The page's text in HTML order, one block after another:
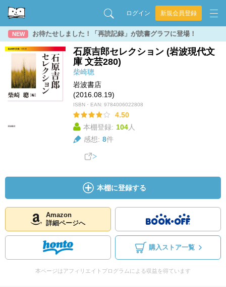
ログイン 新規会員登録
NEW お待たせしました！「再読記録」が読書グラフに登場！
石原吉郎セレクション (岩波現代文
庫 文芸280)
柴崎聰
岩波書店
(2016.08.19)
ISBN・EAN: 9784006022808
4.50
本棚登録: 104人
感想: 8件
本棚に登録する
Amazon
詳細ページへ
購入ストア一覧
本ページはアフィリエイトプログラムによる収益を得ています